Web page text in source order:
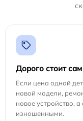
Дорого стоит
Если цена одной
новой модели,
новое устройство,
изношенными.